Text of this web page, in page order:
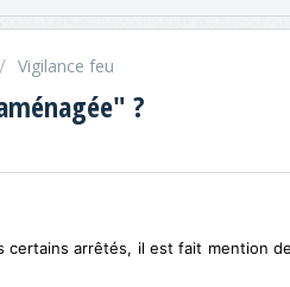
Vigilance feu
?
certains arrêtés, il est fait mention